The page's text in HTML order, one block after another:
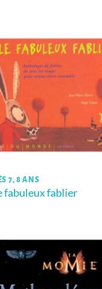
7, 8 ANS
fabuleux fablier